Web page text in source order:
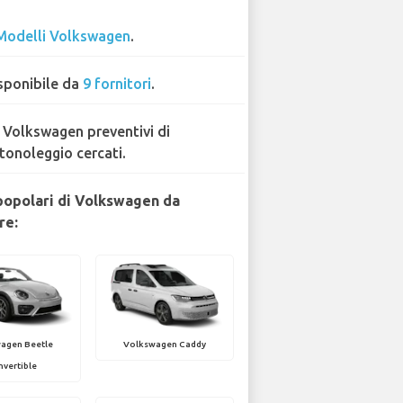
Volkswagen.
da 9 fornitori.
Volkswagen preventivi di
cercati.
di Volkswagen da
Beetle Volkswagen Caddy